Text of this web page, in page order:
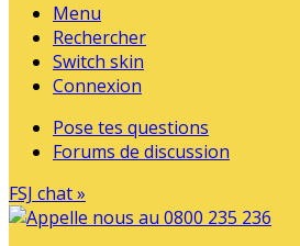
Menu
Rechercher
Switch skin
Connexion
Pose tes questions
Forums de discussion
FSJ chat »